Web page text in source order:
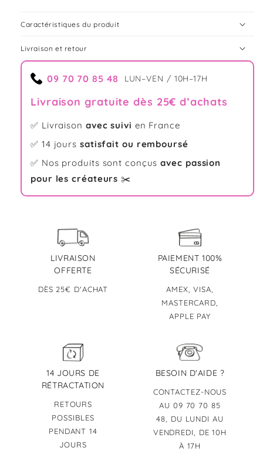
Caractéristiques du produit
Livraison et retour
09 70 70 85 48 LUN–VEN / 10H–17H
Livraison gratuite dès 25€ d’achats
✅ Livraison avec suivi en France
✅ 14 jours satisfait ou remboursé
✅ Nos produits sont conçusavec passion
pour les créateurs ✂️
LIVRAISON
OFFERTE
DÈS 25€ D'ACHAT
PAIEMENT 100%
SÉCURISÉ
AMEX, VISA,
MASTERCARD,
APPLE PAY
14 JOURS DE
RÉTRACTATION
RETOURS
POSSIBLES
PENDANT 14
JOURS
BESOIN D'AIDE ?
CONTACTEZ-NOUS
AU 09 70 70 85
48, DU LUNDI AU
VENDREDI, DE 10H
À 17H